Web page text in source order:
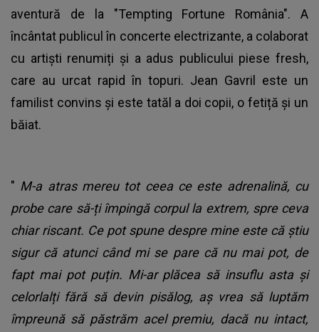
aventură de la "Tempting Fortune România". A
încântat publicul în concerte electrizante, a colaborat
cu artiști renumiți și a adus publicului piese fresh,
care au urcat rapid în topuri. Jean Gavril este un
familist convins și este tatăl a doi copii, o fetiță și un
băiat.
" M-a atras mereu tot ceea ce este adrenalină, cu
probe care să-ți împingă corpul la extrem, spre ceva
chiar riscant. Ce pot spune despre mine este că știu
sigur că atunci când mi se pare că nu mai pot, de
fapt mai pot puțin. Mi-ar plăcea să insuflu asta și
celorlalți fără să devin pisălog, aș vrea să luptăm
împreună să păstrăm acel premiu, dacă nu intact,